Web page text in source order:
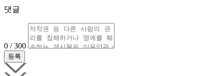
댓글
0 / 300